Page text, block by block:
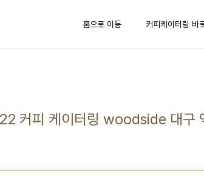
홈으로 이동
커피케이터링 바
커피 케이터링 woodside 대구